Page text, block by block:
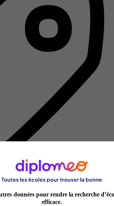
données pour rendre la recherche
efficace.